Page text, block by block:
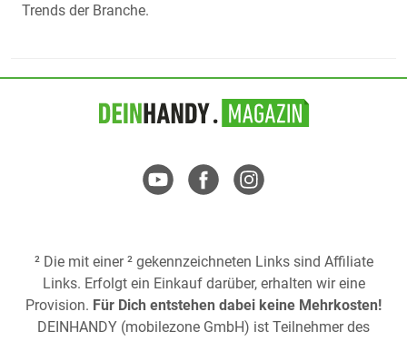
Trends der Branche.
² Die mit einer ² gekennzeichneten Links sind Affiliate
Links. Erfolgt ein Einkauf darüber, erhalten wir eine
Provision. Für Dich entstehen dabei keine Mehrkosten!
DEINHANDY (mobilezone GmbH) ist Teilnehmer des